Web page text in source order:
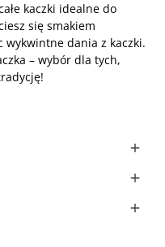



kaczki idealne do
się smakiem
dania z kaczki.
– wybór dla tych,